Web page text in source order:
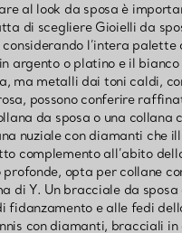
al look da sposa è
di scegliere Gioielli da
l’intera palette
argento o platino e il bianco
ma metalli dai toni caldi,
possono conferire
da sposa o una collana
nuziale con diamanti che
complemento all’abito
opta per collane
di Y. Un bracciale da sposa
fidanzamento e alle fedi
con diamanti, bracciali